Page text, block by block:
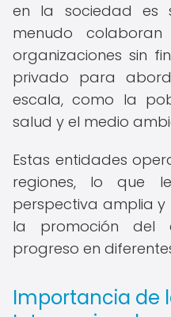
en la sociedad es
menudo
organizaciones sin
privado para
escala, como la
salud y el medio
Estas entidades
regiones, lo que
perspectiva amplia y
la promoción del
progreso en
Importancia de